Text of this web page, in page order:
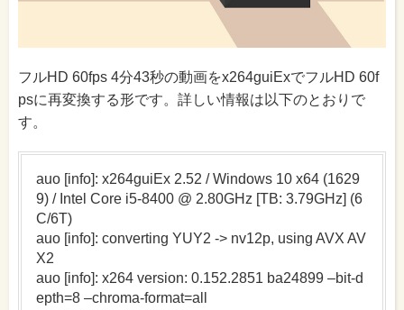
フルHD 60fps 4分43秒の動画をx264guiExでフルHD 60f
psに再変換する形です。詳しい情報は以下のとおりで
す。
auo [info]: x264guiEx 2.52 / Windows 10 x64 (1629
9) / Intel Core i5-8400 @ 2.80GHz [TB: 3.79GHz] (6
C/6T)
auo [info]: converting YUY2 -> nv12p, using AVX AV
X2
auo [info]: x264 version: 0.152.2851 ba24899 –bit-d
epth=8 –chroma-format=all